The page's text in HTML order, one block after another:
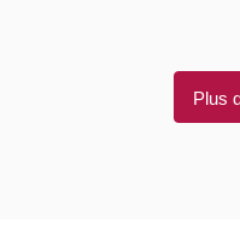
Plus